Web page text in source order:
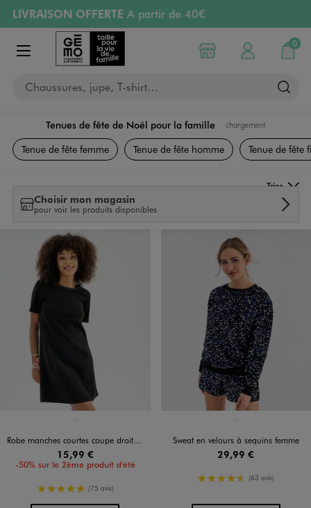
Aller au contenu principal
Aller à la navigation
LIVRAISON OFFERTE A partir de 40€
RETRAIT ET LIVRAISON OFFERTE
en magasin
PAYEZ EN 3x SANS FRAIS
Retours OFFERTS
pendant 30 jours
Afficher le menu
Chaussures, jupe, T-shirt…
Choisir mon magasin
Mon compte
0
Mon
Tenues de fête de Noël pour la famille chargement
Tenues de fêtes
Tenue de fête femme Tenue de fête homme Tenue de fête
Choisir mon magasin
pour voir les produits disponibles
Trier
Robe manches courtes coupe droite et courte femme
15,99 €
-50% sur le 2ème produit d'été
5/5 de moyenne
(75 avis)
Sweat en velours à sequins femme
29,99 €
4.5/5 de moyenne
(63 avis)